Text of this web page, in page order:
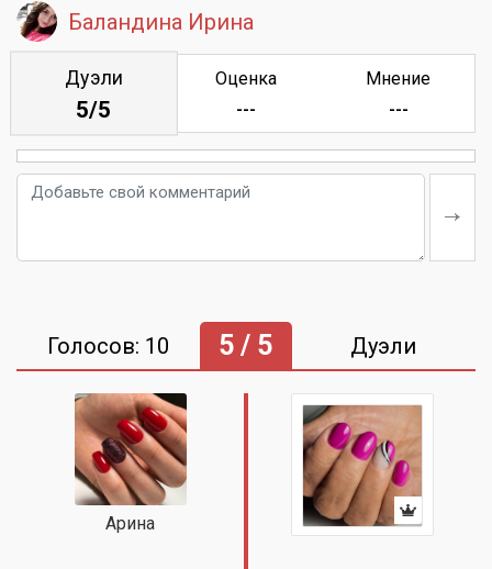
Баландина Ирина
Дуэли
5/5
Оценка
---
Мнение
---
Голосов: 10 5 / 5 Дуэли
Арина